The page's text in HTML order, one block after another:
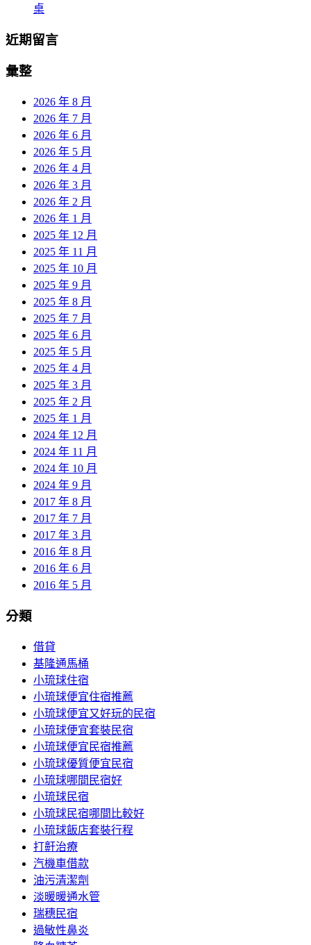
桌
近期留言
彙整
2026 年 8 月
2026 年 7 月
2026 年 6 月
2026 年 5 月
2026 年 4 月
2026 年 3 月
2026 年 2 月
2026 年 1 月
2025 年 12 月
2025 年 11 月
2025 年 10 月
2025 年 9 月
2025 年 8 月
2025 年 7 月
2025 年 6 月
2025 年 5 月
2025 年 4 月
2025 年 3 月
2025 年 2 月
2025 年 1 月
2024 年 12 月
2024 年 11 月
2024 年 10 月
2024 年 9 月
2017 年 8 月
2017 年 7 月
2017 年 3 月
2016 年 8 月
2016 年 6 月
2016 年 5 月
分類
借貸
基隆通馬桶
小琉球住宿
小琉球便宜住宿推薦
小琉球便宜又好玩的民宿
小琉球便宜套裝民宿
小琉球便宜民宿推薦
小琉球優質便宜民宿
小琉球哪間民宿好
小琉球民宿
小琉球民宿哪間比較好
小琉球飯店套裝行程
打鼾治療
汽機車借款
油污清潔劑
淡暖暖通水管
瑞穗民宿
過敏性鼻炎